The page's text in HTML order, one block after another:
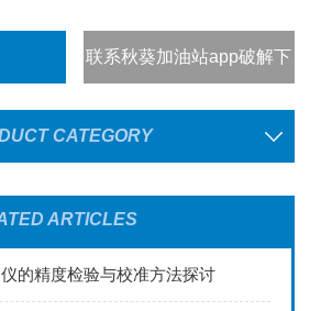
联系秋葵加油站app破解下
载
CATEGORY
ARTICLES
的精度检验与校准方法探讨